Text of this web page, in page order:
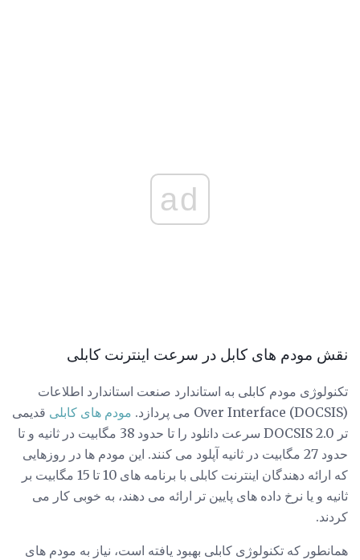
ad
نقش مودم های کابل در سرعت اینترنت کابلی
تکنولوژی مودم کابلی به استاندارد صنعت استاندارد اطلاعات
Over Interface (DOCSIS) می پردازد.
مودم های کابلی قدیمی
تر DOCSIS 2.0 سرعت دانلود را تا حدود 38 مگابیت در ثانیه و تا
حدود 27 مگابیت در ثانیه آپلود می کنند. این مودم ها در روزهایی
که ارائه دهندگان اینترنت کابلی با برنامه های 10 تا 15 مگابیت بر
ثانیه و یا نرخ داده های پایین تر ارائه می دهند، به خوبی کار می
کردند.
همانطور که تکنولوژی کابلی بهبود یافته است، نیاز به مودم های